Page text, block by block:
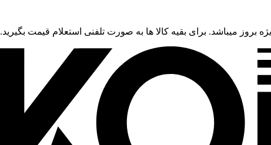
بروز میباشد. برای بقیه کالا ها به صورت تلفنی استعلام قیمت بگیرید.